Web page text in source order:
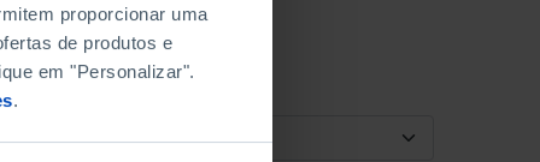
proporcionar uma
de produtos e
em "Personalizar".
.
ORDENAR POR